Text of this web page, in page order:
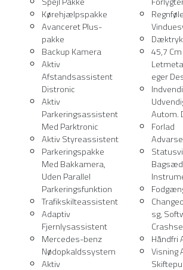
Kørehjælpspakke
Avanceret Plus-
pakke
Backup Kamera
Aktiv
Afstandsassistent
Distronic
Aktiv
Parkeringsassistent
Med Parktronic
Aktiv Styreassistent
Parkeringspakke
Med Bakkamera,
Uden Parallel
Parkeringsfunktion
Trafikskilteassistent
Adaptiv
Fjernlysassistent
Mercedes-benz
Nødopkaldssystem
Aktiv
45,7
eger
Autom.
Forlad
sg,
Håndfri
Visning